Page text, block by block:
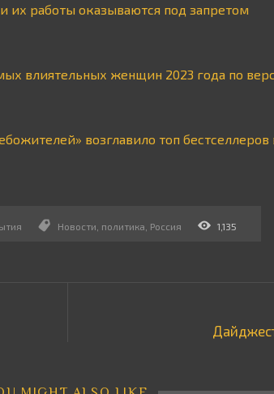
их работы оказываются под запретом
влиятельных женщин 2023 года по
возглавило топ
Новости политика Россия 1,135